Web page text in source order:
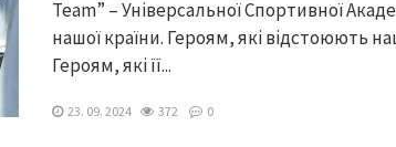
Team” – Універсальної Спортивної
нашої країни. Героям, які відстоюють
Героям, які її...
23. 09. 2024 372 0